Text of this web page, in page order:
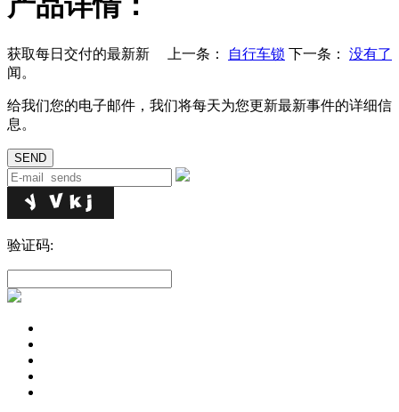
上一条： 自行车锁 下一条： 没有了
获取每日交付的最新新
闻。
给我们您的电子邮件，我们将每天为您更新最新事件的详细信
息。
验证码: